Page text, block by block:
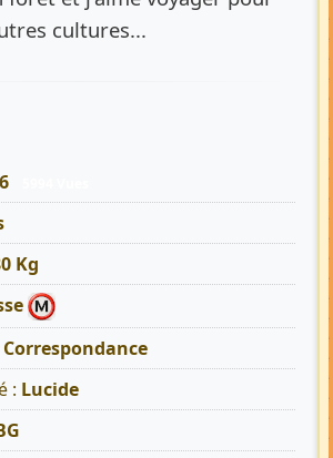
cultures...
Kg
Correspondance
: Lucide